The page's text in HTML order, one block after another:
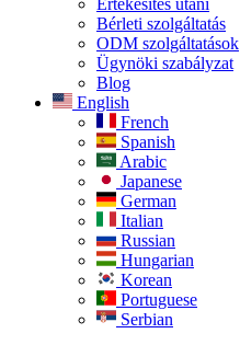
Értékesítés utáni
Bérleti szolgáltatás
ODM szolgáltatások
Ügynöki szabályzat
Blog
English
French
Spanish
Arabic
Japanese
German
Italian
Russian
Hungarian
Korean
Portuguese
Serbian